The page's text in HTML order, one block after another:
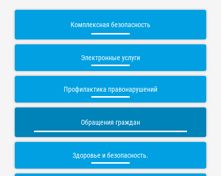
Комплексная безопасность
Электронные услуги
Профилактика правонарушений
Обращения граждан
Здоровье и безопасность.